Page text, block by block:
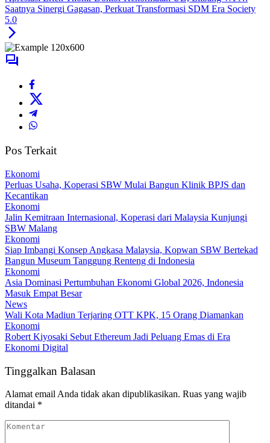
Saatnya Sinergi Gagasan, Perkuat Transformasi SDM Era Society
5.0
Pos Terkait
Ekonomi
Perluas Usaha, Koperasi SBW Mulai Bangun Klinik BPJS dan
Kecantikan
Ekonomi
Jalin Kemitraan Internasional, Koperasi dari Malaysia Kunjungi
SBW Malang
Ekonomi
Siap Imbangi Konsep Angkasa Malaysia, Kopwan SBW Bertekad
Bangun Museum Tanggung Renteng di Indonesia
Ekonomi
Asia Dominasi Pertumbuhan Ekonomi Global 2026, Indonesia
Masuk Empat Besar
News
Wali Kota Madiun Terjaring OTT KPK, 15 Orang Diamankan
Ekonomi
Robert Kiyosaki Sebut Ethereum Jadi Peluang Emas di Era
Ekonomi Digital
Tinggalkan Balasan
Alamat email Anda tidak akan dipublikasikan. Ruas yang wajib
ditandai *